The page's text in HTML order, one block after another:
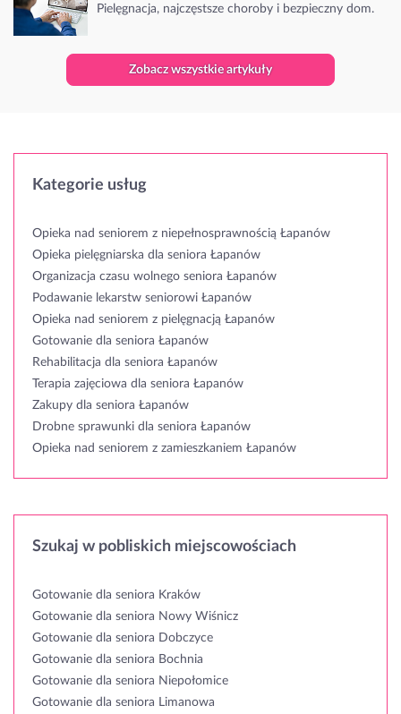
Pielęgnacja, najczęstsze choroby i bezpieczny dom.
Zobacz wszystkie artykuły
Kategorie usług
Opieka nad seniorem z niepełnosprawnością Łapanów
Opieka pielęgniarska dla seniora Łapanów
Organizacja czasu wolnego seniora Łapanów
Podawanie lekarstw seniorowi Łapanów
Opieka nad seniorem z pielęgnacją Łapanów
Gotowanie dla seniora Łapanów
Rehabilitacja dla seniora Łapanów
Terapia zajęciowa dla seniora Łapanów
Zakupy dla seniora Łapanów
Drobne sprawunki dla seniora Łapanów
Opieka nad seniorem z zamieszkaniem Łapanów
Szukaj w pobliskich miejscowościach
Gotowanie dla seniora Kraków
Gotowanie dla seniora Nowy Wiśnicz
Gotowanie dla seniora Dobczyce
Gotowanie dla seniora Bochnia
Gotowanie dla seniora Niepołomice
Gotowanie dla seniora Limanowa